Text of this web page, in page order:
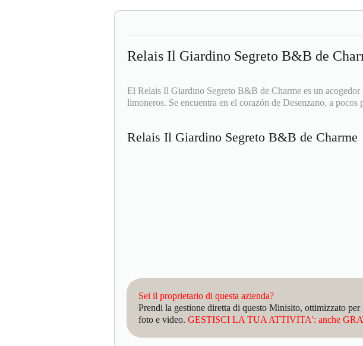
Relais Il Giardino Segreto B&B de
El Relais Il Giardino Segreto B&B de Charme es un
limoneros. Se encuentra en el corazón de Desenzano, a pocos
Relais Il Giardino Segreto B&B de Charme
Sei il proprietario di questa azienda?
Prendi la gestione diretta di questo Minisito, ottimizzato
foto e video. GESTISCI LA TUA ATTIVITA': anche